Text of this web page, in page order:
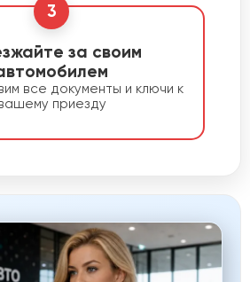
3
за своим
все документы и ключи к
приезду